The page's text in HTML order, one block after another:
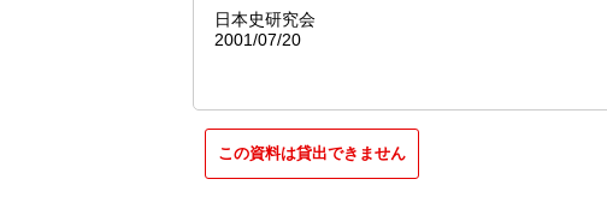
日本史研究会
2001/07/20
この資料は貸出できません